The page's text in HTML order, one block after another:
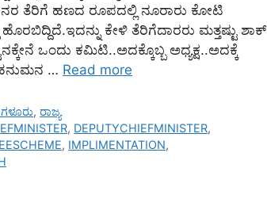
ತೆರಿಗೆ ಹಣದ ರೂಪದಲ್ಲಿ ನೂರಾರು ಕೋಟಿ
ಕೇಳಿ ತೆರಿಗೆದಾರರು ಮತ್ತಷ್ಟು ಶಾಕ್
ಒಂದು ಕಮಿಟಿ..ಅದಕ್ಕೊಬ್ಬ ಅಧ್ಯಕ್ಷ..ಅದಕ್ಕೆ
ಹನುಮನ … Read more
,ರಾಜ್ಯ
, DEPUTYCHIEFMINISTER,
, IMPLIMENTATION,